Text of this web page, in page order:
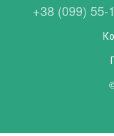
+38 (099) 55-